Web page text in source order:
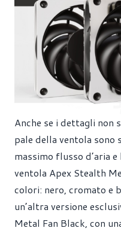
Anche se i dettagli non
pale della ventola
massimo flusso d’aria
ventola Apex Stealth
colori: nero, cromato e
un’altra versione
Metal Fan Black, con